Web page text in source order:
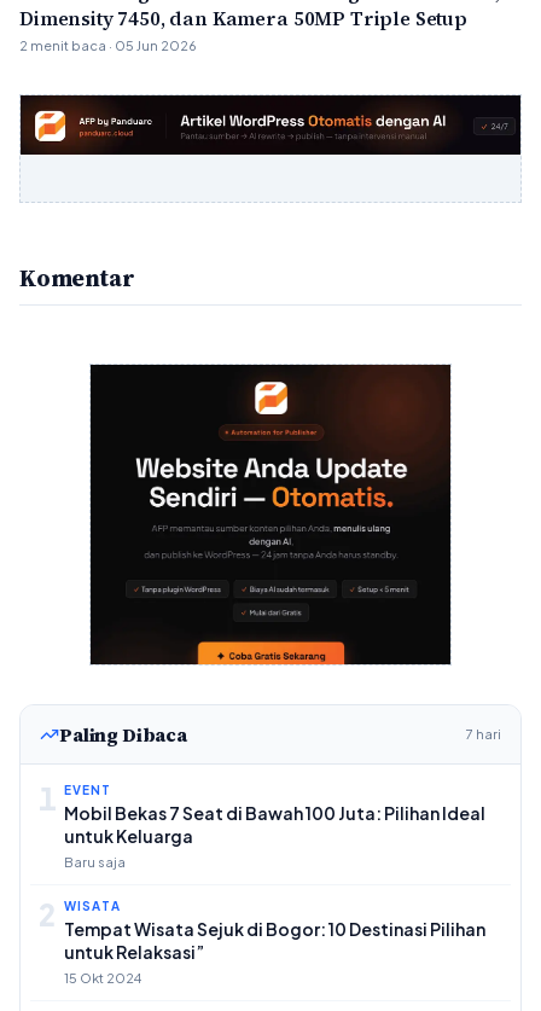
Dimensity 7450, dan Kamera 50MP Triple Setup
2 menit baca · 05 Jun 2026
Komentar
Paling Dibaca 7 hari
1 EVENT
Mobil Bekas 7 Seat di Bawah 100 Juta: Pilihan Ideal
untuk Keluarga
Baru saja
2 WISATA
Tempat Wisata Sejuk di Bogor: 10 Destinasi Pilihan
untuk Relaksasi”
15 Okt 2024